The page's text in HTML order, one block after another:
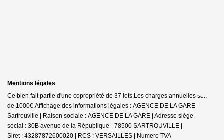
Mentions légales
Ce bien fait partie d'une copropriété de 37 lots.Les charges annuelles sont
de 1000€.Affichage des informations légales : AGENCE DE LA GARE -
Sartrouville | Raison sociale : AGENCE DE LA GARE | Adresse siège
social : 30B avenue de la République - 78500 SARTROUVILLE |
Siret : 43287872600020 | RCS : VERSAILLES | Numero TVA